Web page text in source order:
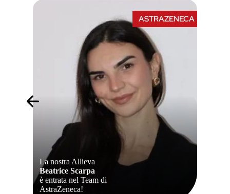
ASTRAZENECA
La nostra Allieva
Beatrice Scarpa
è entrata nel Team di
AstraZeneca!